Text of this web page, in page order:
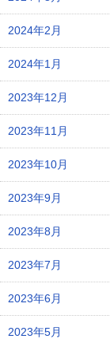
2024年2月
2024年1月
2023年12月
2023年11月
2023年10月
2023年9月
2023年8月
2023年7月
2023年6月
2023年5月